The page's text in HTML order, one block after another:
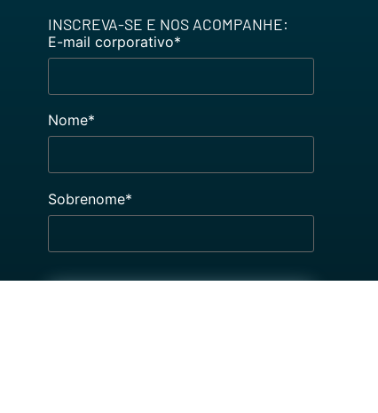
INSCREVA-SE E NOS ACOMPANHE:
E-mail corporativo*
Nome*
Sobrenome*